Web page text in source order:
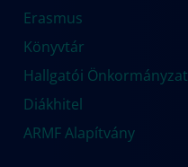
Erasmus
Könyvtár
Hallgatói Önkormányzat
Diákhitel
ARMF Alapítvány